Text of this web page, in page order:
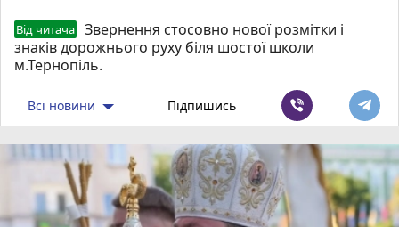
Від читача
Звернення стосовно нової розмітки і
знаків дорожнього руху біля шостої школи
м.Тернопіль.
Всі новини Підпишись